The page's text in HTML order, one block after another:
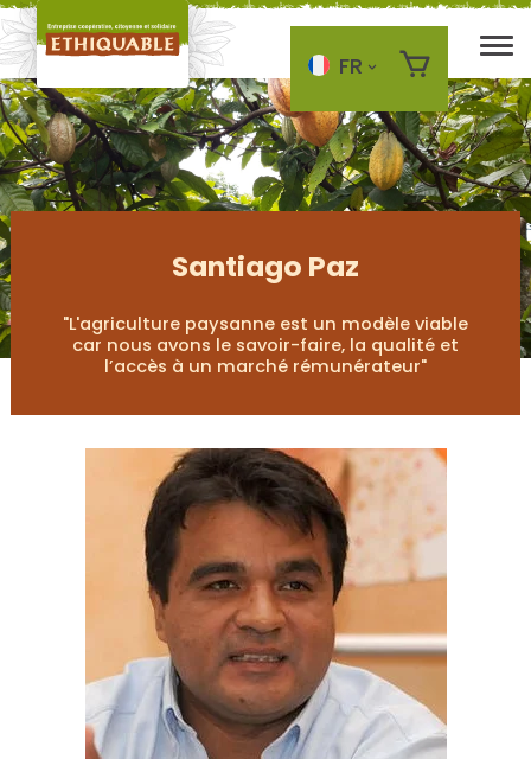
Skip to main content
FR
Santiago Paz
"L'agriculture paysanne est un modèle viable
car nous avons le savoir-faire, la qualité et
l’accès à un marché rémunérateur"